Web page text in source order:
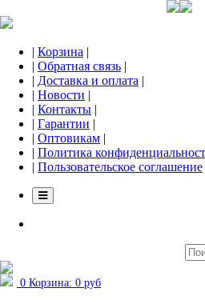
| Корзина |
| Обратная связь |
| Доставка и оплата |
| Новости |
| Контакты |
| Гарантии |
| Оптовикам |
| Политика
| Пользовательское соглашение
0 Корзина: 0 руб